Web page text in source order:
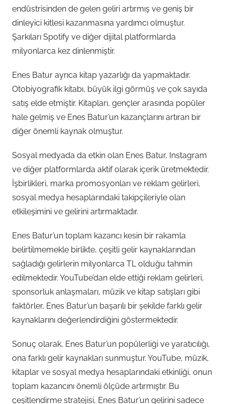
endüstrisinden de gelen geliri artırmış ve geniş bir
dinleyici kitlesi kazanmasına yardımcı olmuştur.
Şarkıları Spotify ve diğer dijital platformlarda
milyonlarca kez dinlenmiştir.
Enes Batur ayrıca kitap yazarlığı da yapmaktadır.
Otobiyografik kitabı, büyük ilgi görmüş ve çok sayıda
satış elde etmiştir. Kitapları, gençler arasında popüler
hale gelmiş ve Enes Batur’un kazançlarını artıran bir
diğer önemli kaynak olmuştur.
Sosyal medyada da etkin olan Enes Batur, Instagram
ve diğer platformlarda aktif olarak içerik üretmektedir.
İşbirlikleri, marka promosyonları ve reklam gelirleri,
sosyal medya hesaplarındaki takipçileriyle olan
etkileşimini ve gelirini artırmaktadır.
Enes Batur’un toplam kazancı kesin bir rakamla
belirtilmemekle birlikte, çeşitli gelir kaynaklarından
sağladığı gelirlerin milyonlarca TL olduğu tahmin
edilmektedir. YouTube’dan elde ettiği reklam gelirleri,
sponsorluk anlaşmaları, müzik ve kitap satışları gibi
faktörler, Enes Batur’un başarılı bir şekilde farklı gelir
kaynaklarını değerlendirdiğini göstermektedir.
Sonuç olarak, Enes Batur’un popülerliği ve yaratıcılığı,
ona farklı gelir kaynakları sunmuştur. YouTube, müzik,
kitaplar ve sosyal medya hesaplarındaki etkinliği, onun
toplam kazancını önemli ölçüde artırmıştır. Bu
çeşitlendirme stratejisi, Enes Batur’un gelirini sadece